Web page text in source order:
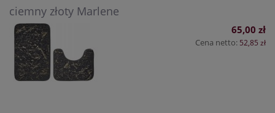
ciemny złoty Marlene
65,00 zł
Cena netto: 52,85 zł